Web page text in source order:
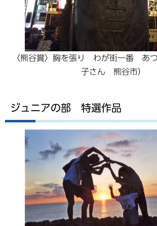
〈熊谷賞〉胸を張り わが街一番 あ
子さん 熊谷市）
ジュニアの部 特選作品